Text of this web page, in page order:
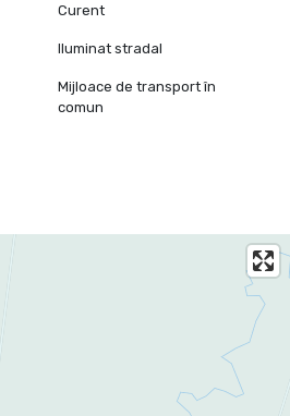
Curent
Iluminat stradal
Mijloace de transport în
comun